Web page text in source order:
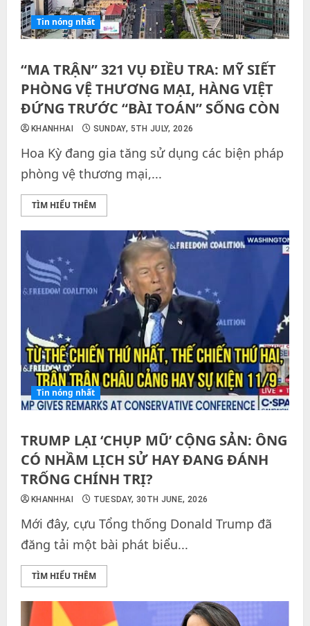
Tin nóng nhất
“MA TRẬN” 321 VỤ ĐIỀU TRA: MỸ SIẾT
PHÒNG VỆ THƯƠNG MẠI, HÀNG VIỆT
ĐỨNG TRƯỚC “BÀI TOÁN” SỐNG CÒN
KHANHHAI SUNDAY, 5TH JULY, 2026
Hoa Kỳ đang gia tăng sử dụng các biện pháp
phòng vệ thương mại,...
TÌM HIỂU THÊM
Tin nóng nhất
TRUMP LẠI ‘CHỤP MŨ’ CỘNG SẢN: ÔNG
CÓ NHẦM LỊCH SỬ HAY ĐANG ĐÁNH
TRỐNG CHÍNH TRỊ?
KHANHHAI TUESDAY, 30TH JUNE, 2026
Mới đây, cựu Tổng thống Donald Trump đã
đăng tải một bài phát biểu...
TÌM HIỂU THÊM